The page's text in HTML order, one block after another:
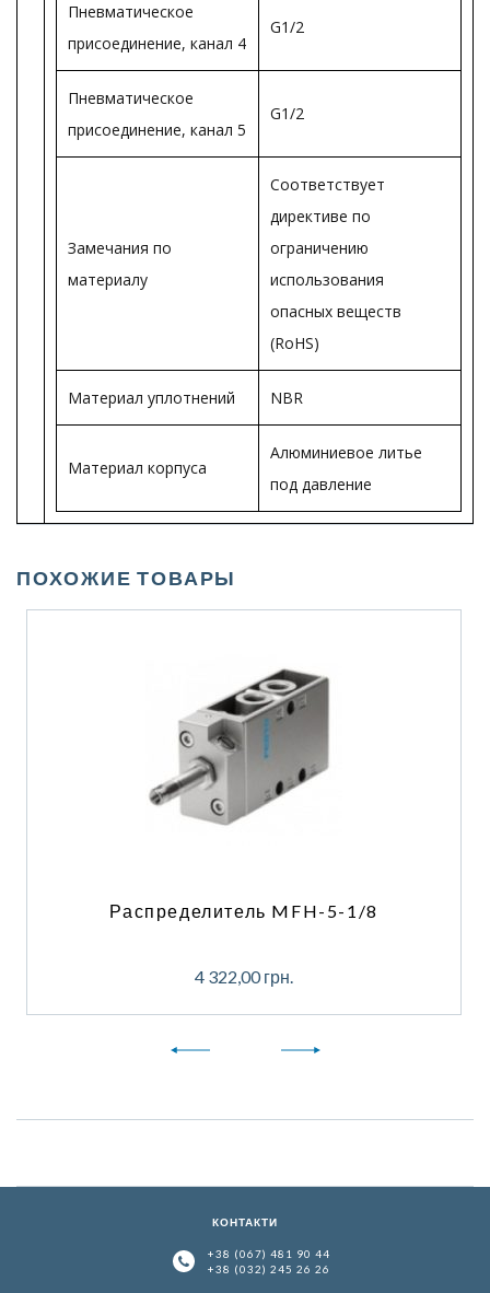
Пневматическое
присоединение, канал 4
G1/2
Пневматическое
присоединение, канал 5
G1/2
Замечания по
материалу
Соответствует
директиве по
ограничению
использования
опасных веществ
(RoHS)
Материал уплотнений NBR
Материал корпуса
Алюминиевое литье
под давление
ПОХОЖИЕ ТОВАРЫ
Распределитель MFH-5-1/8
4 322,00грн.
КОНТАКТИ
+38 (067) 481 90 44
+38 (032) 245 26 26